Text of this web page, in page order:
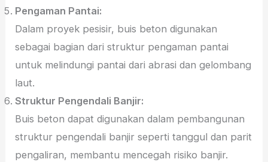
Pengaman Pantai:
Dalam proyek pesisir, buis beton digunakan
sebagai bagian dari struktur pengaman pantai
untuk melindungi pantai dari abrasi dan gelombang
laut.
Struktur Pengendali Banjir:
Buis beton dapat digunakan dalam pembangunan
struktur pengendali banjir seperti tanggul dan parit
pengaliran, membantu mencegah risiko banjir.